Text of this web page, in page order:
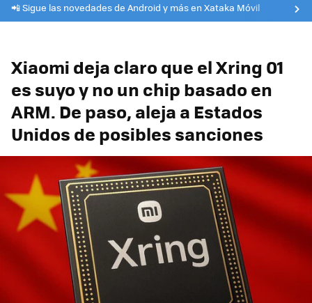
📲 Sigue las novedades de Android y más en Xataka Móvil
Xiaomi deja claro que el Xring 01
es suyo y no un chip basado en
ARM. De paso, aleja a Estados
Unidos de posibles sanciones